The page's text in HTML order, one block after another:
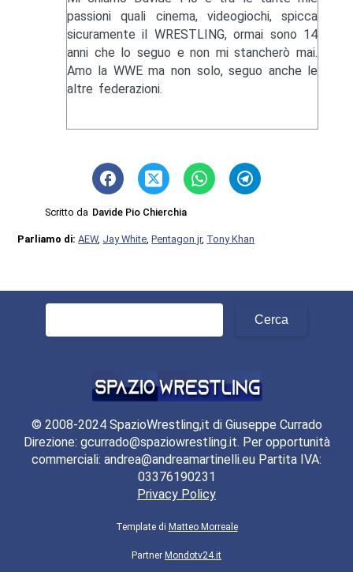
passioni quali cinema, videogiochi, spicca
sicuramente il WRESTLING, ormai sono 14
anni che lo seguo e non mi stancherò mai.
Amo la WWE ma non solo, seguo anche le
altre federazioni.
Scritto da Davide Pio Chierchia
Parliamo di:AEW, Jay White ,Pentagon jr, Tony Khan
© 2008-2024 SpazioWrestling,it di Giuseppe Currado
Direzione: gcurrado@spaziowrestling.it. Per opportunità
commerciali: andrea@andreamartinelli.eu Partita IVA:
03376190231
Privacy Policy
Template di Matteo Morreale
Partner Mondotv24.it